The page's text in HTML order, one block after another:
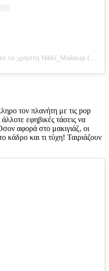
Η δημοσίευση κοινοποιήθηκε από το χρήστη Nikki_Makeup (@nikki_makeup)
τον πλανήτη με τις pop
εφηβικές τάσεις να
αφορά στο μακιγιάζ, οι
κάδρο και τι τύχη! Ταιριάζουν